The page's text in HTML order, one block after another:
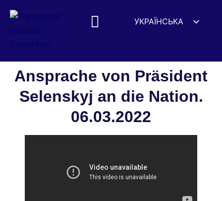
УКРАЇНСЬКА
DEUTSCH
简体中文
हिन्दी
العربية
Ansprache von Präsident
Selenskyj an die Nation.
06.03.2022